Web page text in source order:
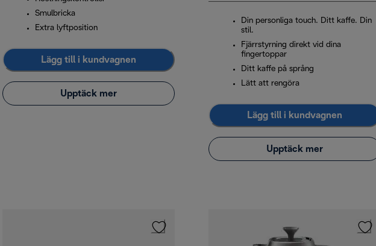
Smulbricka
Extra lyftposition
Lägg till i kundvagnen
Upptäck mer
Din personliga touch. Ditt kaffe. Din
stil.
Fjärrstyrning direkt vid dina
fingertoppar
Ditt kaffe på språng
Lätt att rengöra
Lägg till i kundvagnen
Upptäck mer